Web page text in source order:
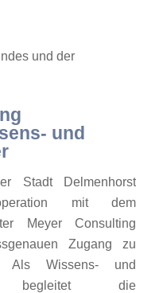
und der
und
Stadt Delmenhorst
mit dem
Meyer Consulting
Zugang zu
Als Wissens- und
begleitet die